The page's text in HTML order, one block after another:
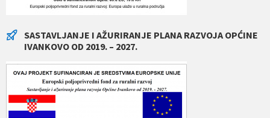
SASTAVLJANJE I AŽURIRANJE PLANA RAZVOJA OPĆINE
IVANKOVO OD 2019. – 2027.